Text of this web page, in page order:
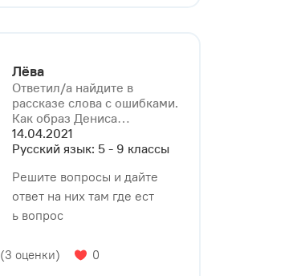
Лёва
Ответил/a найдите в
рассказе слова с ошибками.
Как образ Дениса⁠…
14.04.2021
Русский язык: 5 - 9 классы
Решите вопросы и дайте
ответ на них там где ест
ь вопрос
(3 оценки) 0